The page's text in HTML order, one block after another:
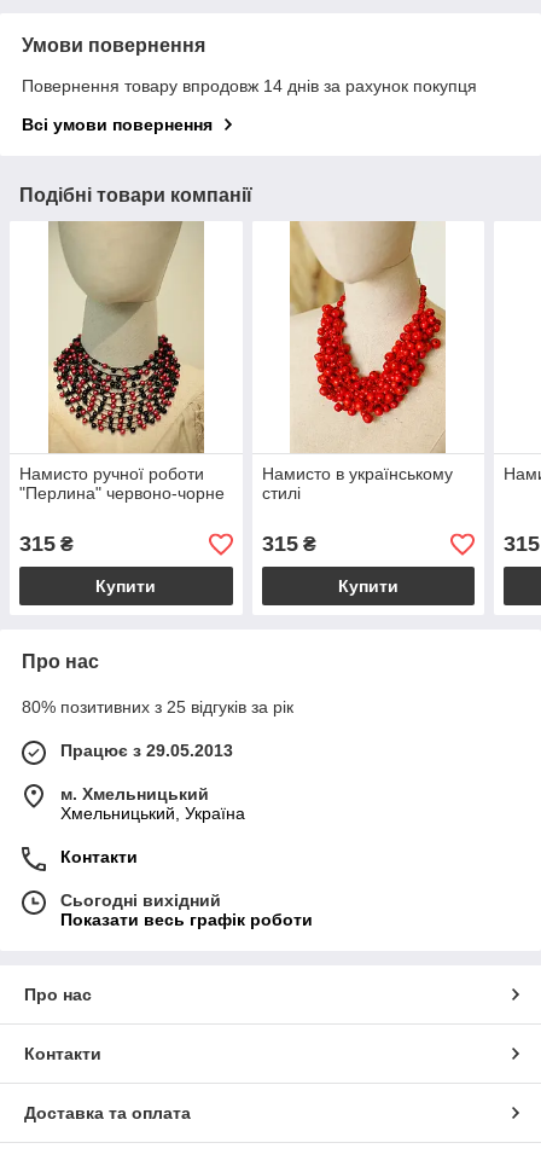
Умови повернення
Повернення товару впродовж 14 днів за рахунок покупця
Всі умови повернення
Подібні товари компанії
Намисто ручної роботи
"Перлина" червоно-чорне
315 ₴
Купити
Намисто в українському
стилі
315₴
Купити
315
Про нас
80% позитивних з 25 відгуків за рік
Працює з 29.05.2013
м. Хмельницький
Хмельницький, Україна
Контакти
Сьогодні вихідний
Показати весь графік роботи
Про нас
Контакти
Доставка та оплата